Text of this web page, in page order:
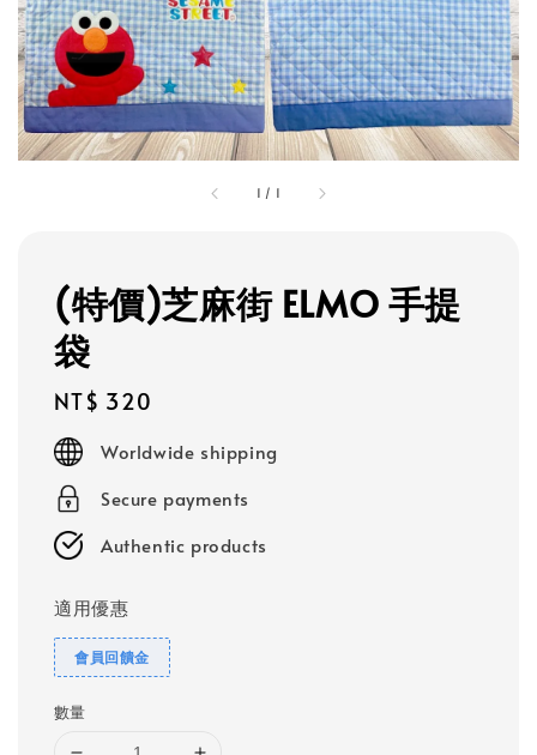
1 / 1
(特價)芝麻街 ELMO 手提
袋
Regular
price
NT$ 320
Worldwide shipping
Secure payments
Authentic products
適用優惠
會員回饋金
數量